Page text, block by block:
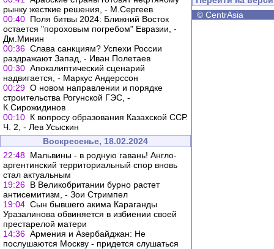
рынку жесткие решения, - М.Сергеев
00:40 Поля битвы 2024: Ближний Восток
остается "пороховым погребом" Евразии, -
Дм.Минин
00:36 Слава санкциям? Успехи России
раздражают Запад, - Иван Полетаев
00:30 Апокалиптический сценарий
надвигается, - Маркус Андерссон
00:29 О новом направлении и порядке
строительства Рогунской ГЭС, -
К.Сирожидинов
00:10 К вопросу образования Казахской ССР.
Ч. 2, - Лев Усыскин
Воскресенье, 18.02.2024
22:48 Мальвины - в родную гавань! Англо-
аргентинский территориальный спор вновь
стал актуальным
19:26 В Великобритании бурно растет
антисемитизм, - Зои Стримпел
19:04 Сын бывшего акима Караганды
Уразалинова обвиняется в избиении своей
престарелой матери
14:36 Армения и Азербайджан: Не
послушаются Москву - придется слушаться
© CentrAsia